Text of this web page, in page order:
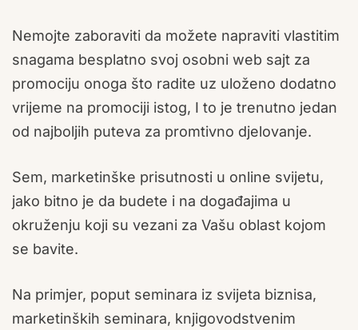
Nemojte zaboraviti da možete napraviti vlastitim
snagama besplatno svoj osobni web sajt za
promociju onoga što radite uz uloženo dodatno
vrijeme na promociji istog, I to je trenutno jedan
od najboljih puteva za promtivno djelovanje.
Sem, marketinške prisutnosti u online svijetu,
jako bitno je da budete i na događajima u
okruženju koji su vezani za Vašu oblast kojom
se bavite.
Na primjer, poput seminara iz svijeta biznisa,
marketinških seminara, knjigovodstvenim